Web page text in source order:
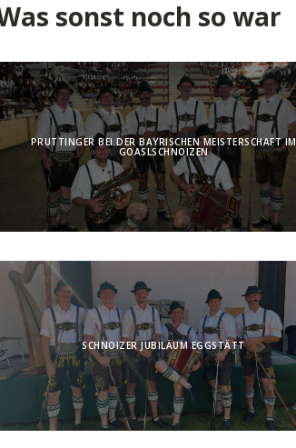
sonst noch so war
PRUTTINGER BEI DER BAYRISCHEN MEISTERSCHAFT IM
GOASLSCHNOIZEN
SCHNOIZER JUBILÄUM EGGSTÄTT